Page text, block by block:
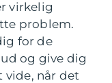
virkelig
problem.
for de
og give dig
vide, når det